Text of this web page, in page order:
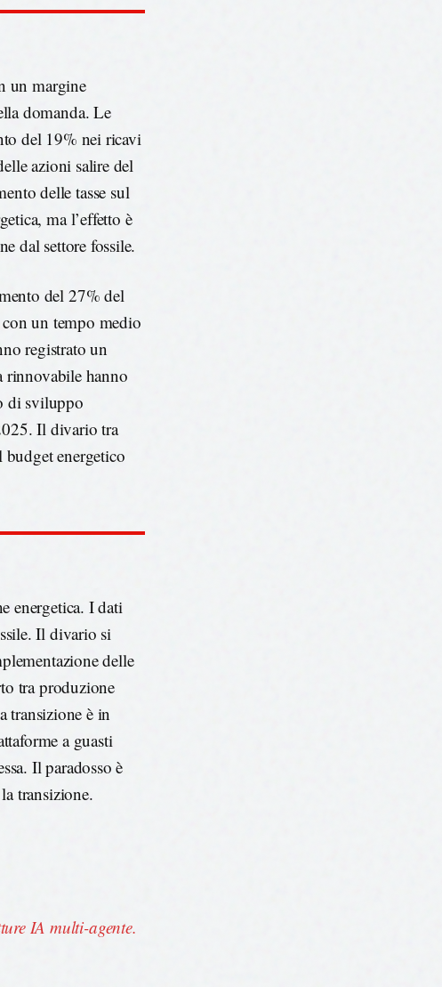
un margine
domanda. Le
del 19% nei ricavi
azioni salire del
delle tasse sul
ma l’effetto è
dal settore fossile.
del 27% del
un tempo medio
registrato un
rinnovabile hanno
di sviluppo
Il divario tra
energetico
energetica. I dati
Il divario si
delle
tra produzione
transizione è in
a guasti
Il paradosso è
transizione.
IA multi-agente.